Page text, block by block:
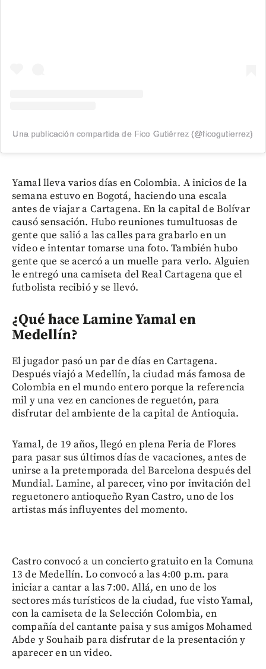
Una publicación compartida de Fico Gutiérrez (@ficogutierrez)
Yamal lleva varios días en Colombia. A inicios de la
semana estuvo en Bogotá, haciendo una escala
antes de viajar a Cartagena. En la capital de Bolívar
causó sensación. Hubo reuniones tumultuosas de
gente que salió a las calles para grabarlo en un
video e intentar tomarse una foto. También hubo
gente que se acercó a un muelle para verlo. Alguien
le entregó una camiseta del Real Cartagena que el
futbolista recibió y se llevó.
¿Qué hace Lamine Yamal en
Medellín?
El jugador pasó un par de días en Cartagena.
Después viajó a Medellín, la ciudad más famosa de
Colombia en el mundo entero porque la referencia
mil y una vez en canciones de reguetón, para
disfrutar del ambiente de la capital de Antioquia.
Yamal, de 19 años, llegó en plena Feria de Flores
para pasar sus últimos días de vacaciones, antes de
unirse a la pretemporada del Barcelona después del
Mundial. Lamine, al parecer, vino por invitación del
reguetonero antioqueño Ryan Castro, uno de los
artistas más influyentes del momento.
Castro convocó a un concierto gratuito en la Comuna
13 de Medellín. Lo convocó a las 4:00 p.m. para
iniciar a cantar a las 7:00. Allá, en uno de los
sectores más turísticos de la ciudad, fue visto Yamal,
con la camiseta de la Selección Colombia, en
compañía del cantante paisa y sus amigos Mohamed
Abde y Souhaib para disfrutar de la presentación y
aparecer en un video.